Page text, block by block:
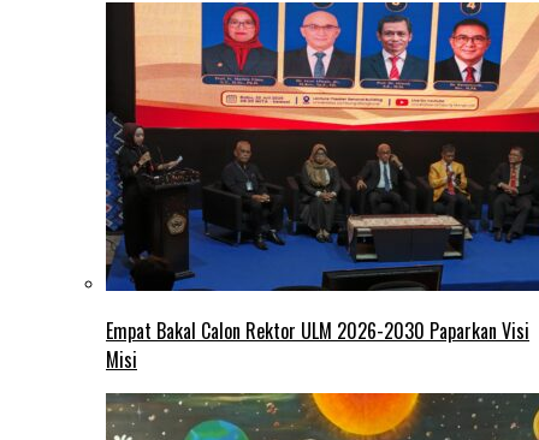
Empat Bakal Calon Rektor ULM 2026-2030 Paparkan Visi
Misi